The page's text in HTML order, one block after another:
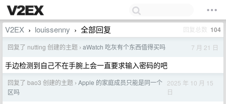
V2EX › louissenny › 全部回复 回复总数 104
回复了 nutting 创建的主题 › aWatch 吃灰有个东西值得买吗 7 月 21 日
手边检测到自己不在手腕上会一直要求输入密码的吧
回复了 bao3 创建的主题 › Apple 的家庭成员只能是同一个
区吗
2025 年 10 月 15
日